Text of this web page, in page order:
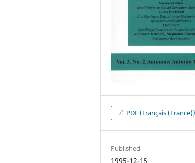
PDF (Français (France))
Published
1995-12-15